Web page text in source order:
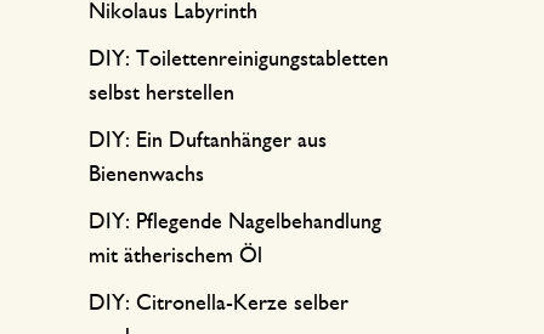
Nikolaus Labyrinth
DIY: Toilettenreinigungstabletten
selbst herstellen
DIY: Ein Duftanhänger aus
Bienenwachs
DIY: Pflegende Nagelbehandlung
mit ätherischem Öl
DIY: Citronella-Kerze selber